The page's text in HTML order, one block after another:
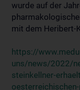
wurde auf der
mit dem Heribert-
https://
uns/news/2022/
steinkellner-